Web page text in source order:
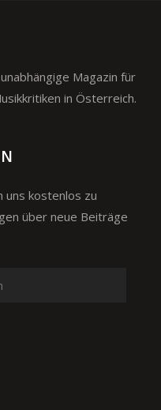
Magazin für
in Österreich.
uns kostenlos zu
über neue Beiträge